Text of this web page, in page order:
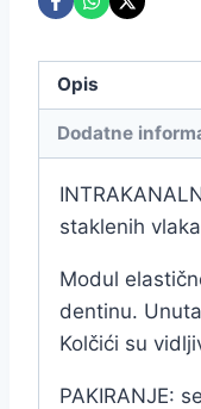
Opis
Dodatne
staklenih
Modul
dentinu.
Kolčići su
PAKIRANJE: